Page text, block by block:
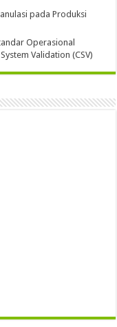
pada Produksi
Operasional
Validation (CSV)